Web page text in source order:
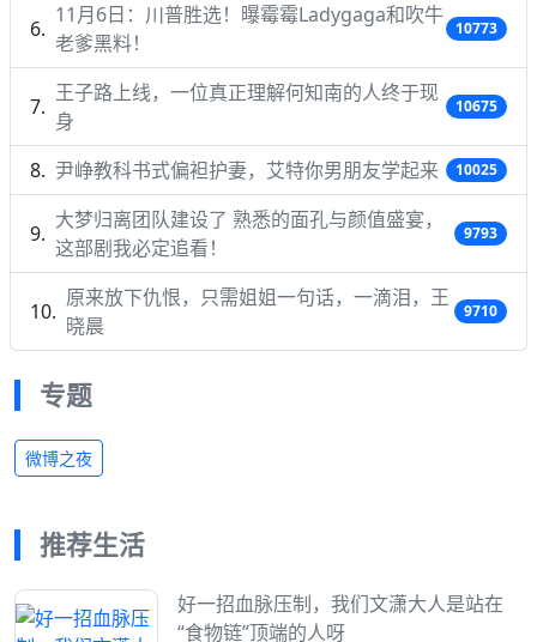
11月6日：川普胜选！曝霉霉Ladygaga和吹牛
老爹黑料！
10773
王子路上线，一位真正理解何知南的人终于现
身
10675
尹峥教科书式偏袒护妻，艾特你男朋友学起来 10025
大梦归离团队建设了 熟悉的面孔与颜值盛宴，
这部剧我必定追看！
9793
原来放下仇恨，只需姐姐一句话，一滴泪，王
晓晨
9710
专题
微博之夜
推荐生活
好一招血脉压制，我们文潇大人是站在
“食物链”顶端的人呀